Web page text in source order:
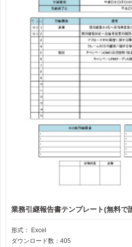
業務引継報告書テンプレート(無料で
形式：
Excel
ダウンロード数：405